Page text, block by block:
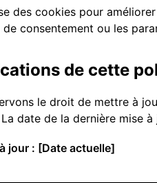
des cookies pour
consentement ou les
de cette
le droit de mettre à
date de la dernière mise
jour : [Date actuelle]